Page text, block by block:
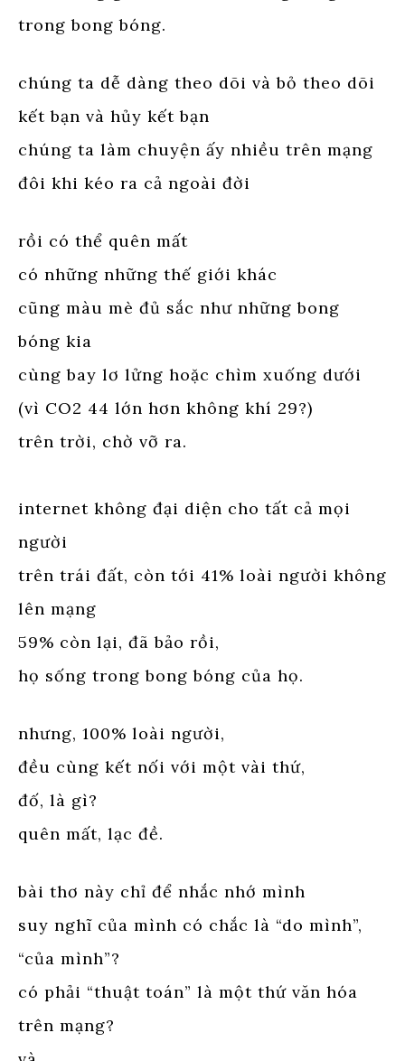
trong bong bóng.
chúng ta dễ dàng theo dõi và bỏ theo dõi
kết bạn và hủy kết bạn
chúng ta làm chuyện ấy nhiều trên mạng
đôi khi kéo ra cả ngoài đời
rồi có thể quên mất
có những những thế giới khác
cũng màu mè đủ sắc như những bong
bóng kia
cùng bay lơ lửng hoặc chìm xuống dưới
(vì CO2 44 lớn hơn không khí 29?)
trên trời, chờ vỡ ra.
internet không đại diện cho tất cả mọi
người
trên trái đất, còn tới 41% loài người không
lên mạng
59% còn lại, đã bảo rồi,
họ sống trong bong bóng của họ.
nhưng, 100% loài người,
đều cùng kết nối với một vài thứ,
đố, là gì?
quên mất, lạc đề.
bài thơ này chỉ để nhắc nhớ mình
suy nghĩ của mình có chắc là “do mình”,
“của mình”?
có phải “thuật toán” là một thứ văn hóa
trên mạng?